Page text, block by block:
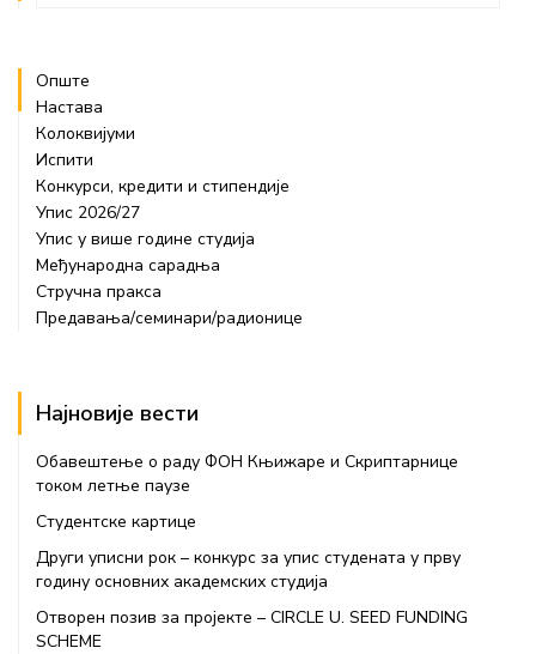
Опште
Настава
Колоквијуми
Испити
Конкурси, кредити и стипендије
Упис 2026/27
Упис у више године студија
Међународна сарадња
Стручна пракса
Предавања/семинари/радионице
Најновије вести
Обавештење о раду ФОН Књижаре и Скриптарнице
током летње паузе
Студентске картице
Други уписни рок – конкурс за упис студената у прву
годину основних академских студија
Отворен позив за пројекте – CIRCLE U. SEED FUNDING
SCHEME